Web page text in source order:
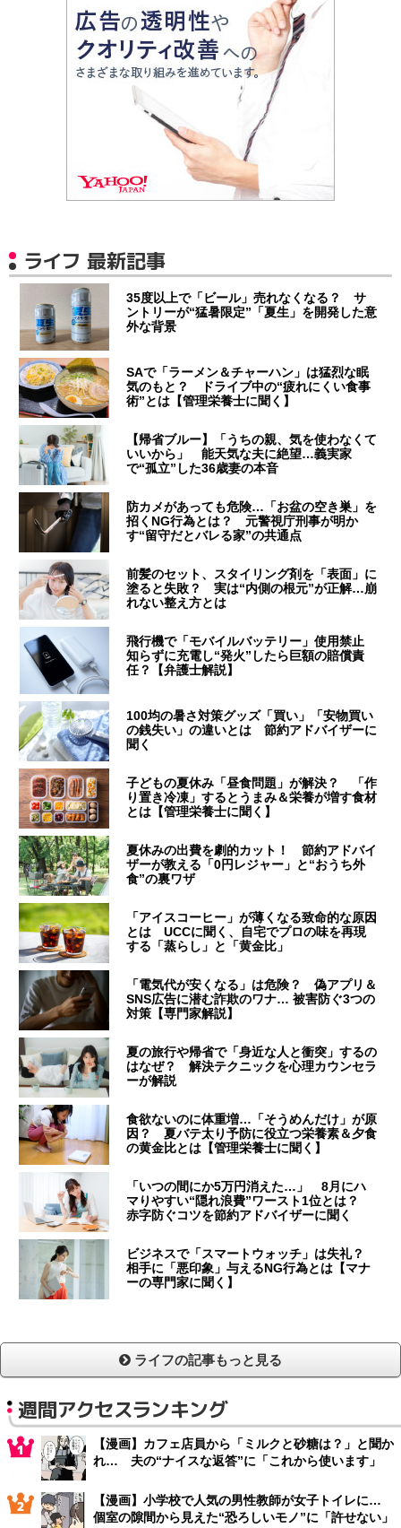
ライフ 最新記事
35度以上で「ビール」売れなくなる？ サ
ントリーが“猛暑限定”「夏生」を開発した意
外な背景
SAで「ラーメン＆チャーハン」は猛烈な眠
気のもと？ ドライブ中の“疲れにくい食事
術”とは【管理栄養士に聞く】
【帰省ブルー】「うちの親、気を使わなくて
いいから」 能天気な夫に絶望…義実家
で“孤立”した36歳妻の本音
防カメがあっても危険…「お盆の空き巣」を
招くNG行為とは？ 元警視庁刑事が明か
す“留守だとバレる家”の共通点
前髪のセット、スタイリング剤を「表面」に
塗ると失敗？ 実は“内側の根元”が正解…崩
れない整え方とは
飛行機で「モバイルバッテリー」使用禁止
知らずに充電し“発火”したら巨額の賠償責
任？【弁護士解説】
100均の暑さ対策グッズ「買い」「安物買い
の銭失い」の違いとは 節約アドバイザーに
聞く
子どもの夏休み「昼食問題」が解決？ 「作
り置き冷凍」するとうまみ＆栄養が増す食材
とは【管理栄養士に聞く】
夏休みの出費を劇的カット！ 節約アドバイ
ザーが教える「0円レジャー」と“おうち外
食”の裏ワザ
「アイスコーヒー」が薄くなる致命的な原因
とは UCCに聞く、自宅でプロの味を再現
する「蒸らし」と「黄金比」
「電気代が安くなる」は危険？ 偽アプリ＆
SNS広告に潜む詐欺のワナ… 被害防ぐ3つの
対策【専門家解説】
夏の旅行や帰省で「身近な人と衝突」するの
はなぜ？ 解決テクニックを心理カウンセラ
ーが解説
食欲ないのに体重増…「そうめんだけ」が原
因？ 夏バテ太り予防に役立つ栄養素＆夕食
の黄金比とは【管理栄養士に聞く】
「いつの間にか5万円消えた…」 8月にハ
マりやすい“隠れ浪費”ワースト1位とは？
赤字防ぐコツを節約アドバイザーに聞く
ビジネスで「スマートウォッチ」は失礼？
相手に「悪印象」与えるNG行為とは【マナ
ーの専門家に聞く】
ライフの記事もっと見る
週間アクセスランキング
【漫画】カフェ店員から「ミルクと砂糖は？」と聞か
れ… 夫の“ナイスな返答”に「これから使います」
【漫画】小学校で人気の男性教師が女子トイレに…
個室の隙間から見えた“恐ろしいモノ”に「許せない」